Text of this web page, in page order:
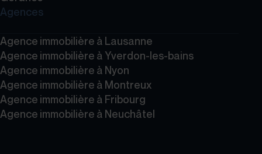
Agences
Agence immobilière à Lausanne
Agence immobilière à Yverdon-les-bains
Agence immobilière à Nyon
Agence immobilière à Montreux
Agence immobilière à Fribourg
Agence immobilière à Neuchâtel